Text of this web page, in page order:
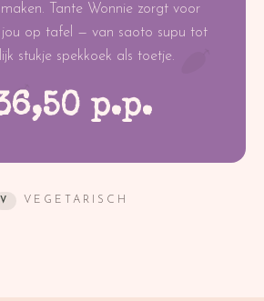
Tante Wonnie zorgt voor
jou op tafel — van saoto supu tot
stukje spekkoek als toetje.
p.p.
V VEGETARISCH